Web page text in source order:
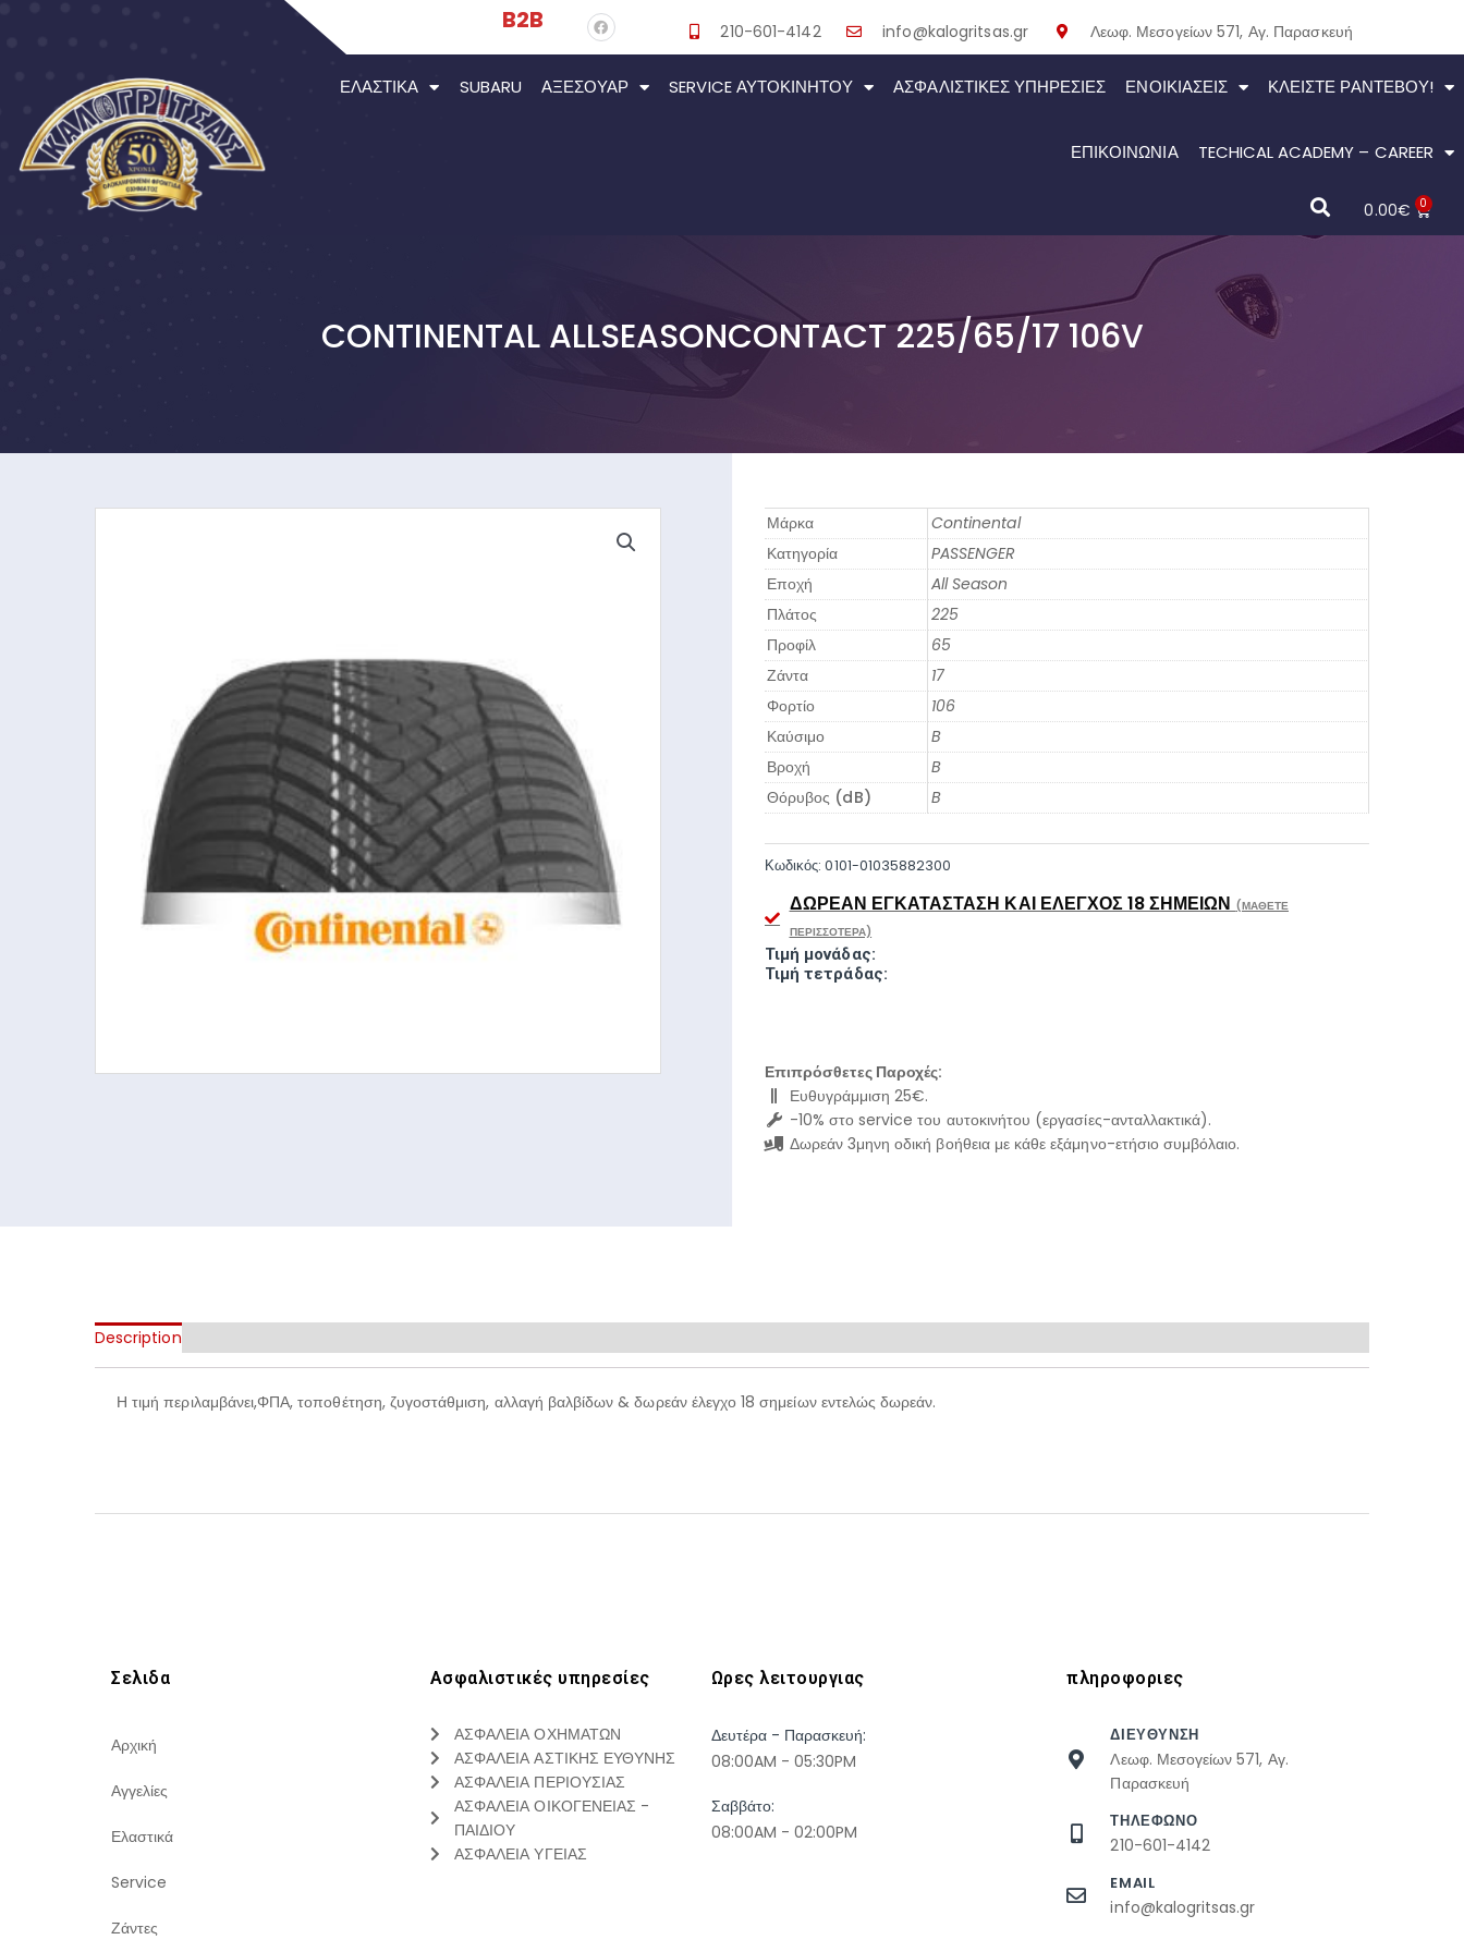
B2B 210-601-4142 info@kalogritsas.gr Λεωφ. Μεσογείων 571, Αγ. Παρασκευή
ΕΛΑΣΤΙΚΆ SUBARU ΑΞΕΣΟΥΆΡ SERVICE ΑΥΤΟΚΙΝΉΤΟΥ ΑΣΦΑΛΙΣΤΙΚΕΣ ΥΠΗΡΕΣΙΕΣ ΕΝΟΙΚΙΆΣΕΙΣ ΚΛΕΊΣΤΕ ΡΑΝΤΕΒΟΎ!
ΕΠΙΚΟΙΝΩΝΙΑ TECHICAL ACADEMY – CAREER
0.00€ 0
CONTINENTAL ALLSEASONCONTACT 225/65/17 106V
Μάρκα
Continental
Κατηγορία
PASSENGER
Εποχή
All Season
Πλάτος
225
Προφίλ
65
Ζάντα
17
Φορτίο
106
Καύσιμο
B
Βροχή
B
Θόρυβος (dB)
B
Κωδικός:0101-01035882300
ΔΩΡΕΆΝ ΕΓΚΑΤΆΣΤΑΣΗ ΚΑΙ ΈΛΕΓΧΟΣ 18 ΣΗΜΕΊΩΝ (ΜΆΘΕΤΕ
ΠΕΡΙΣΣΌΤΕΡΑ)
Τιμή μονάδας:
Τιμή τετράδας:
Επιπρόσθετες Παροχές:
Ευθυγράμμιση 25€.
-10% στο service του αυτοκινήτου (εργασίες-ανταλλακτικά).
Δωρεάν 3μηνη οδική βοήθεια με κάθε εξάμηνο-ετήσιο συμβόλαιο.
Description
Η τιμή περιλαμβάνει,ΦΠΑ, τοποθέτηση, ζυγοστάθμιση, αλλαγή βαλβίδων & δωρεάν έλεγχο 18 σημείων εντελώς δωρεάν.
Σελιδα
Αρχική
Αγγελίες
Ελαστικά
Service
Ζάντες
Ασφαλιστικές υπηρεσίες
ΑΣΦΑΛΕΙΑ ΟΧΗΜΑΤΩΝ
ΑΣΦΑΛΕΙΑ ΑΣΤΙΚΗΣ ΕΥΘΥΝΗΣ
ΑΣΦΑΛΕΙΑ ΠΕΡΙΟΥΣΙΑΣ
ΑΣΦΑΛΕΙΑ ΟΙΚΟΓΕΝΕΙΑΣ -
ΠΑΙΔΙΟΥ
ΑΣΦΑΛΕΙΑ ΥΓΕΙΑΣ
Ωρες λειτουργιας
Δευτέρα - Παρασκευή:
08:00AM - 05:30PM
Σαββάτο:
08:00AM - 02:00PM
πληροφοριες
ΔΙΕΥΘΥΝΣΗ
Λεωφ. Μεσογείων 571, Αγ.
Παρασκευή
ΤΗΛΕΦΩΝΟ
210-601-4142
EMAIL
info@kalogritsas.gr